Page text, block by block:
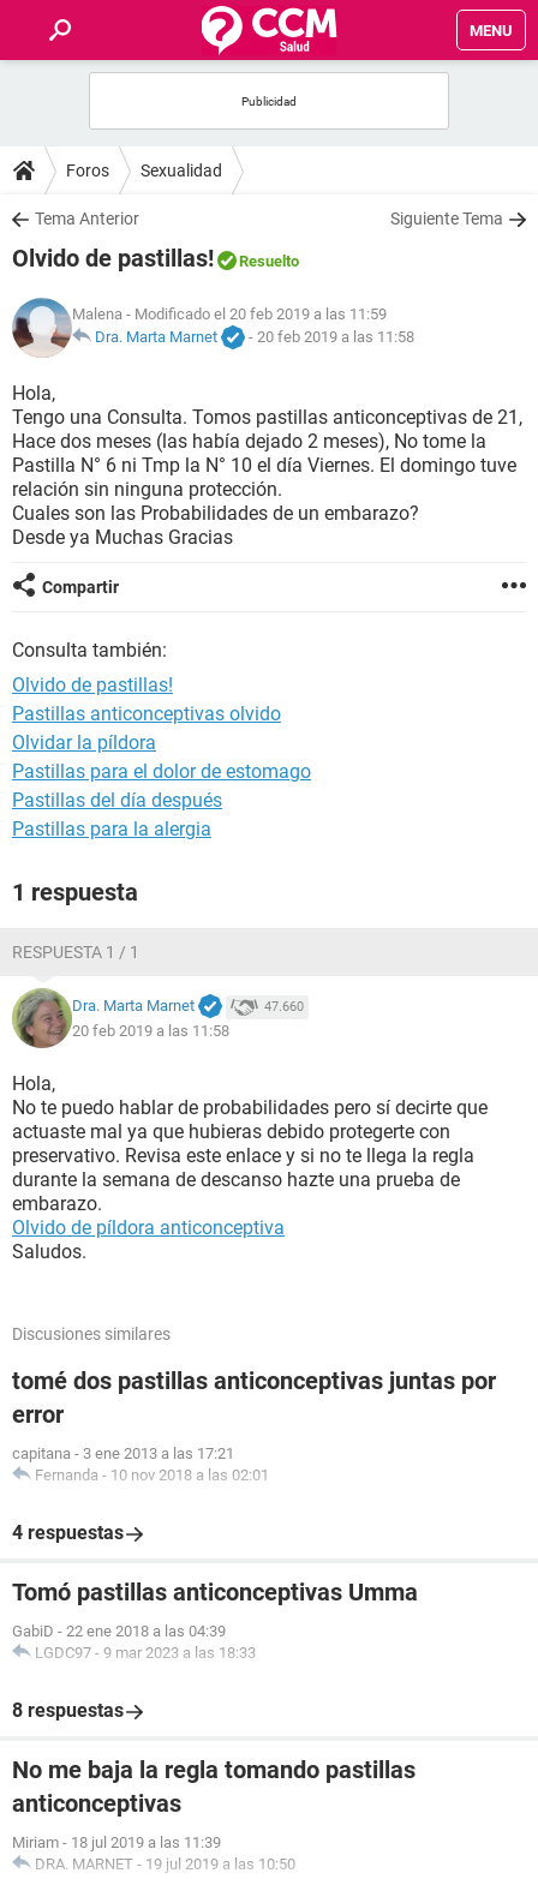
MENU
FOROS
SALUD
NUTRICIÓN
BIENESTAR
SEXUALIDAD
GLOSARIO
Foros Sexualidad
Tema Anterior Siguiente Tema
Olvido de pastillas! Resuelto
Malena - Modificado el 20 feb 2019 a las 11:59
Dra. Marta Marnet
- 20 feb 2019 a las 11:58
Hola,
Tengo una Consulta. Tomos pastillas anticonceptivas de 21,
Hace dos meses (las había dejado 2 meses), No tome la
Pastilla N° 6 ni Tmp la N° 10 el día Viernes. El domingo tuve
relación sin ninguna protección.
Cuales son las Probabilidades de un embarazo?
Desde ya Muchas Gracias
Compartir
Consulta también:
Olvido de pastillas!
Pastillas anticonceptivas olvido
Olvidar la píldora
Pastillas para el dolor de estomago
Pastillas del día después
Pastillas para la alergia
1 respuesta
RESPUESTA 1 / 1
Dra. Marta Marnet 47.660
20 feb 2019 a las 11:58
Hola,
No te puedo hablar de probabilidades pero sí decirte que
actuaste mal ya que hubieras debido protegerte con
preservativo. Revisa este enlace y si no te llega la regla
durante la semana de descanso hazte una prueba de
embarazo.
Olvido de píldora anticonceptiva
Saludos.
Discusiones similares
tomé dos pastillas anticonceptivas juntas por
error
capitana - 3 ene 2013 a las 17:21
Fernanda - 10 nov 2018 a las 02:01
4 respuestas
Tomó pastillas anticonceptivas Umma
GabiD - 22 ene 2018 a las 04:39
LGDC97 - 9 mar 2023 a las 18:33
8 respuestas
No me baja la regla tomando pastillas
anticonceptivas
Miriam - 18 jul 2019 a las 11:39
DRA. MARNET - 19 jul 2019 a las 10:50